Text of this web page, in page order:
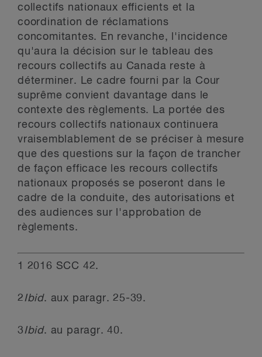
collectifs nationaux efficients et la
coordination de réclamations
concomitantes. En revanche, l'incidence
qu'aura la décision sur le tableau des
recours collectifs au Canada reste à
déterminer. Le cadre fourni par la Cour
suprême convient davantage dans le
contexte des règlements. La portée des
recours collectifs nationaux continuera
vraisemblablement de se préciser à mesure
que des questions sur la façon de trancher
de façon efficace les recours collectifs
nationaux proposés se poseront dans le
cadre de la conduite, des autorisations et
des audiences sur l'approbation de
règlements.
1 2016 SCC 42.
2Ibid. aux paragr. 25-39.
3Ibid. au paragr. 40.